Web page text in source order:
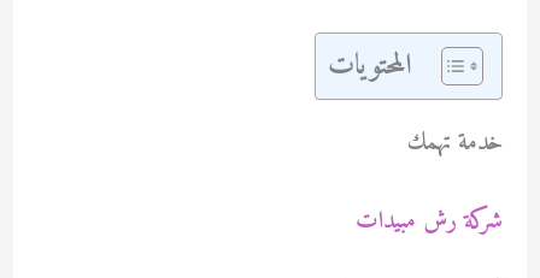
المحتويات
خدمة تهمك
شركة رش مبيدات